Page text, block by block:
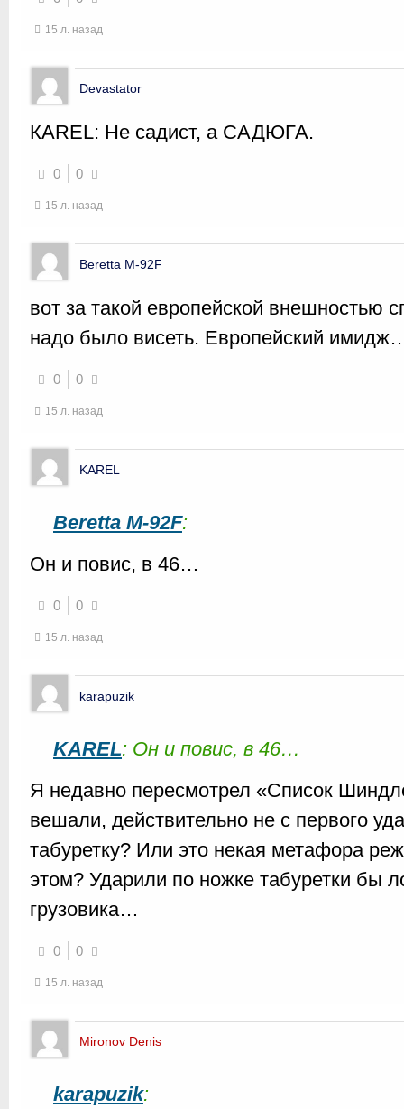
15 л. назад
Devastator
КАRЕL: Не садист, а САДЮГА.
0 0
15 л. назад
Beretta M-92F
вот за такой европейской внешностью
надо было висеть. Европейский
0 0
15 л. назад
KAREL
Beretta M-92F:
Он и повис, в 46…
0 0
15 л. назад
karapuzik
KAREL: Он и повис, в 46…
Я недавно пересмотрел «Список
вешали, действительно не с первого
табуретку? Или это некая метафора
этом? Ударили по ножке табуретки бы
грузовика…
0 0
15 л. назад
Mironov Denis
karapuzik: